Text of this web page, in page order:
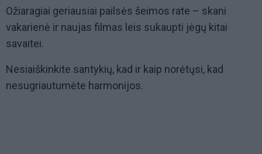
Ožiaragiai geriausiai pailsės šeimos rate – skani
vakarienė ir naujas filmas leis sukaupti jėgų kitai
savaitei.
Nesiaiškinkite santykių, kad ir kaip norėtųsi, kad
nesugriautumėte harmonijos.